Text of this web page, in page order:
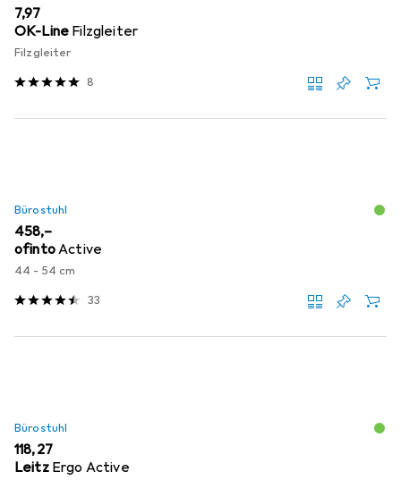
EUR
7,97
OK-Line Filzgleiter
Filzgleiter
8
Bürostuhl
EUR
458,–
ofintoActive
44 - 54 cm
33
Bürostuhl
EUR
118,27
Leitz Ergo Active